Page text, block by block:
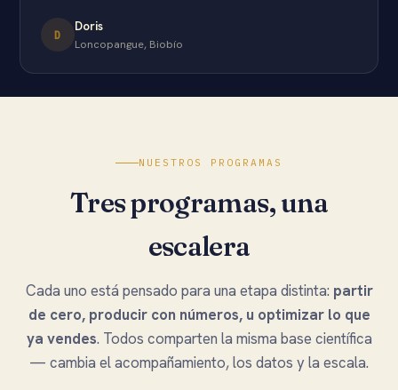
D
Doris
Loncopangue, Biobío
NUESTROS PROGRAMAS
Tres programas, una
escalera
Cada uno está pensado para una etapa distinta: partir
de cero, producir con números, u optimizar lo que
ya vendes. Todos comparten la misma base científica
— cambia el acompañamiento, los datos y la escala.